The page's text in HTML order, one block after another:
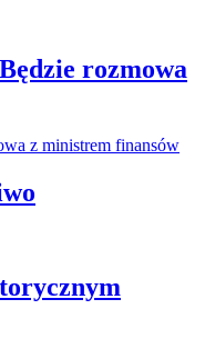
rozmowa